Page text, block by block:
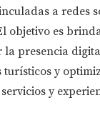
a redes
objetivo es
presencia
turísticos y
y